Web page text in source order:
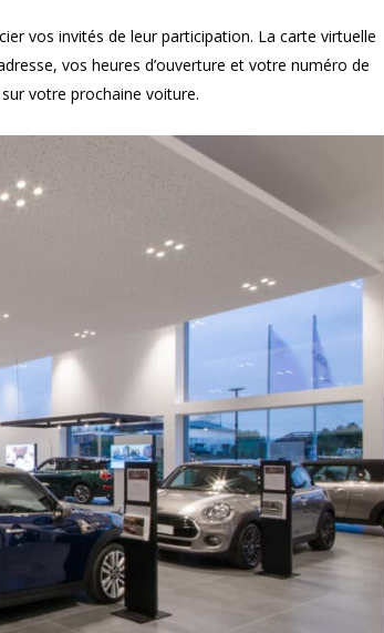
vos invités de leur participation. La carte virtuelle
vos heures d’ouverture et votre numéro de
votre prochaine voiture.